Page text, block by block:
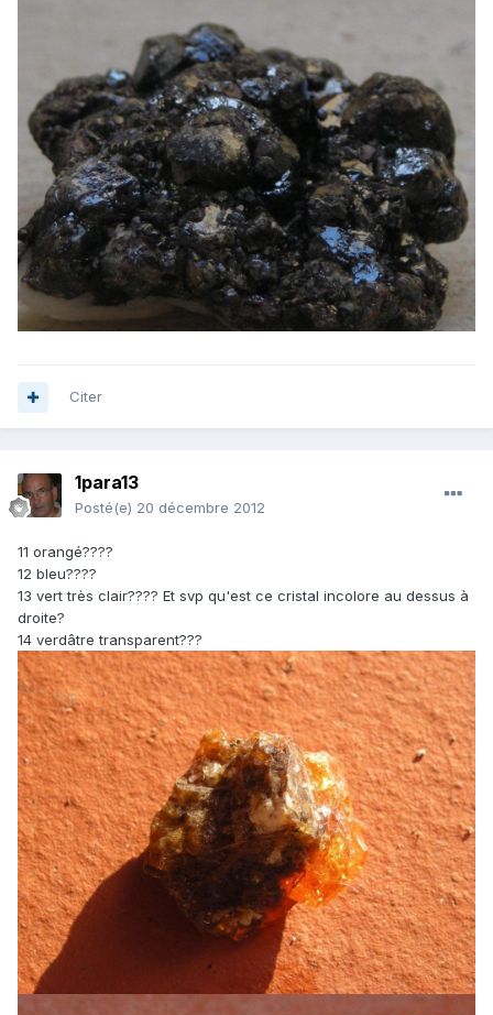
Citer
1para13
Posté(e) 20 décembre 2012
11 orangé????
12 bleu????
13 vert très clair???? Et svp qu'est ce cristal incolore au dessus à
droite?
14 verdâtre transparent???